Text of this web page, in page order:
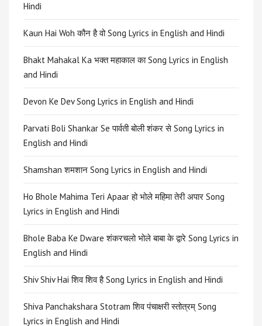
Hindi
Kaun Hai Woh कौन है वो Song Lyrics in English and Hindi
Bhakt Mahakal Ka भक्त महाकाल का Song Lyrics in English
and Hindi
Devon Ke Dev Song Lyrics in English and Hindi
Parvati Boli Shankar Se पार्वती बोली शंकर से Song Lyrics in
English and Hindi
Shamshan शमशान Song Lyrics in English and Hindi
Ho Bhole Mahima Teri Apaar हो भोले महिमा तेरी अपार Song
Lyrics in English and Hindi
Bhole Baba Ke Dware शंकरचलो भोले बाबा के द्वारे Song Lyrics in
English and Hindi
Shiv Shiv Hai शिव शिव है Song Lyrics in English and Hindi
Shiva Panchakshara Stotram शिव पंचाक्षरी स्तोत्रम् Song
Lyrics in English and Hindi